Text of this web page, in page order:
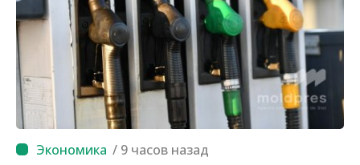
/ 9 часов назад